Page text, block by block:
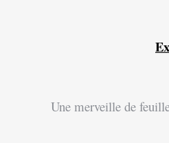
Une merveille de